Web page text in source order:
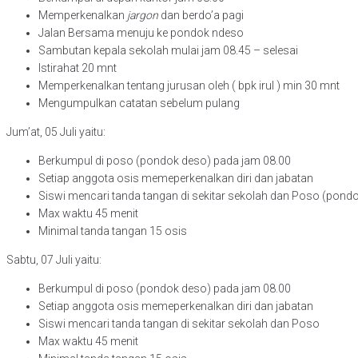
Memperkenalkan jargon dan berdo’a pagi
Jalan Bersama menuju ke pondok ndeso
Sambutan kepala sekolah mulai jam 08.45 – selesai
Istirahat 20 mnt
Memperkenalkan tentang jurusan oleh ( bpk irul ) min 30 mnt
Mengumpulkan catatan sebelum pulang
Jum’at, 05 Juli yaitu:
Berkumpul di poso (pondok deso) pada jam 08.00
Setiap anggota osis memeperkenalkan diri dan jabatan
Siswi mencari tanda tangan di sekitar sekolah dan Poso
Max waktu 45 menit
Minimal tanda tangan 15 osis
Sabtu, 07 Juli yaitu:
Berkumpul di poso (pondok deso) pada jam 08.00
Setiap anggota osis memeperkenalkan diri dan jabatan
Siswi mencari tanda tangan di sekitar sekolah dan Poso
Max waktu 45 menit